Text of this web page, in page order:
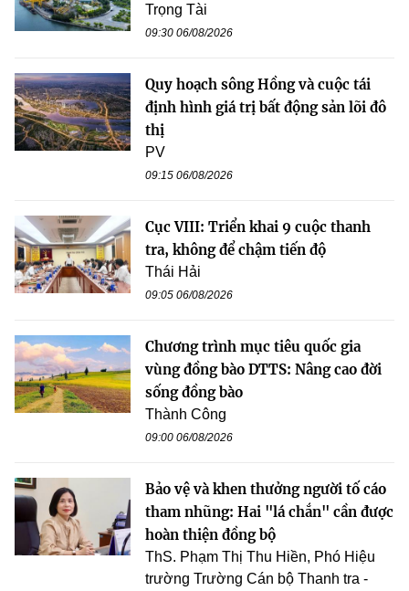
Trọng Tài
09:30 06/08/2026
Quy hoạch sông Hồng và cuộc tái
định hình giá trị bất động sản lõi đô
thị
PV
09:15 06/08/2026
Cục VIII: Triển khai 9 cuộc thanh
tra, không để chậm tiến độ
Thái Hải
09:05 06/08/2026
Chương trình mục tiêu quốc gia
vùng đồng bào DTTS: Nâng cao đời
sống đồng bào
Thành Công
09:00 06/08/2026
Bảo vệ và khen thưởng người tố cáo
tham nhũng: Hai "lá chắn" cần được
hoàn thiện đồng bộ
ThS. Phạm Thị Thu Hiền, Phó Hiệu
trường Trường Cán bộ Thanh tra -